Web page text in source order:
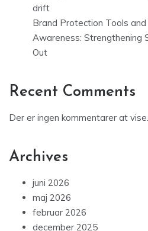
drift
Brand Protection Tools
Awareness: Strengthening
Out
Recent Comments
Der er ingen kommentarer at vise.
Archives
juni 2026
maj 2026
februar 2026
december 2025